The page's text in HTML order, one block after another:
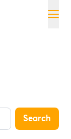
Search